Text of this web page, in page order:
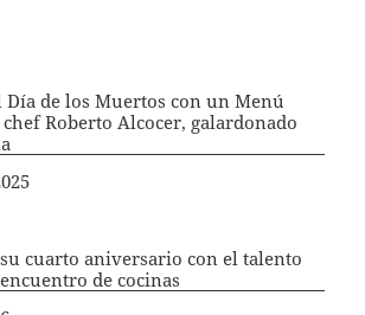
Día de los Muertos con un Menú
Roberto Alcocer, galardonado
cuarto aniversario con el talento
de cocinas